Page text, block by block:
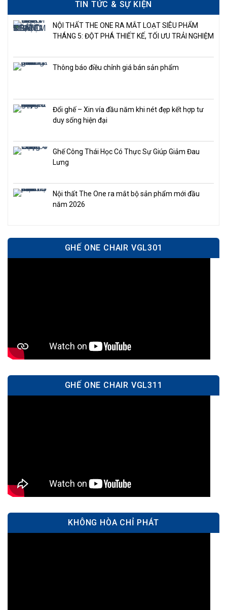
TIN TỨC & SỰ KIỆN
NỘI THẤT THE ONE RA MẮT LOẠT SIÊU PHẨM
THÁNG 5: ĐỘT PHÁ THIẾT KẾ, TỐI ƯU TRẢI NGHIỆM
Thông báo điều chỉnh giá bán sản phẩm
Đổi ghế – Xin vía đầu năm khi nét đẹp kết hợp tư
duy sống hiện đại
Ghế Công Thái Học Có Thực Sự Giúp Giảm Đau
Lưng
Nội thất The One ra mắt bộ sản phẩm mới đầu
năm 2026
GHẾ ONE CHAIR VGL301
GHẾ ONE CHAIR VGL311
KHÔNG HÒA CHỈ PHÁT